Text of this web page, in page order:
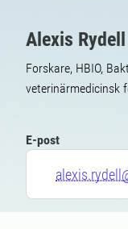
Alexis Rydell
Forskare, HBIO,
veterinärmedicinsk
E-post